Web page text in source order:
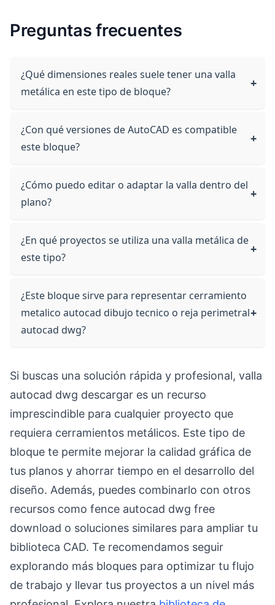
Preguntas frecuentes
¿Qué dimensiones reales suele tener una valla
metálica en este tipo de bloque?
¿Con qué versiones de AutoCAD es compatible
este bloque?
¿Cómo puedo editar o adaptar la valla dentro del
plano?
¿En qué proyectos se utiliza una valla metálica de
este tipo?
¿Este bloque sirve para representar cerramiento
metalico autocad dibujo tecnico o reja perimetral
autocad dwg?
Si buscas una solución rápida y profesional, valla
autocad dwg descargar es un recurso
imprescindible para cualquier proyecto que
requiera cerramientos metálicos. Este tipo de
bloque te permite mejorar la calidad gráfica de
tus planos y ahorrar tiempo en el desarrollo del
diseño. Además, puedes combinarlo con otros
recursos como fence autocad dwg free
download o soluciones similares para ampliar tu
biblioteca CAD. Te recomendamos seguir
explorando más bloques para optimizar tu flujo
de trabajo y llevar tus proyectos a un nivel más